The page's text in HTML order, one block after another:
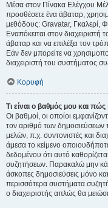
Μέσα στον Πίνακα Ελέγχου
προσθέσετε ένα άβαταρ,
μεθόδους: Gravatar,
Εναπόκειται στον
άβαταρ και να επιλέξει τον
Εάν δεν μπορείτε να
διαχειριστή του συστήματος
Κορυφή
Τι είναι ο βαθμός μου και
Οι βαθμοί, οι οποίοι
τον αριθμό των δημοσιεύσεων
μελών, π.χ. συντονιστές και
άμεσα το κείμενο
δεδομένου ότι αυτό
συζητήσεων. Παρακαλώ μην
άσκοπες δημοσιεύσεις μόνο
περισσότερα συστήματα
ο διαχειριστής απλώς θα